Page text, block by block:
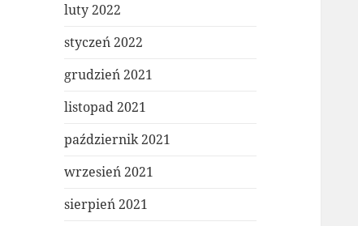
luty 2022
styczeń 2022
grudzień 2021
listopad 2021
październik 2021
wrzesień 2021
sierpień 2021